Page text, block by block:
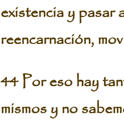
existencia y pasar
reencarnación,
44 Por eso hay
mismos y no